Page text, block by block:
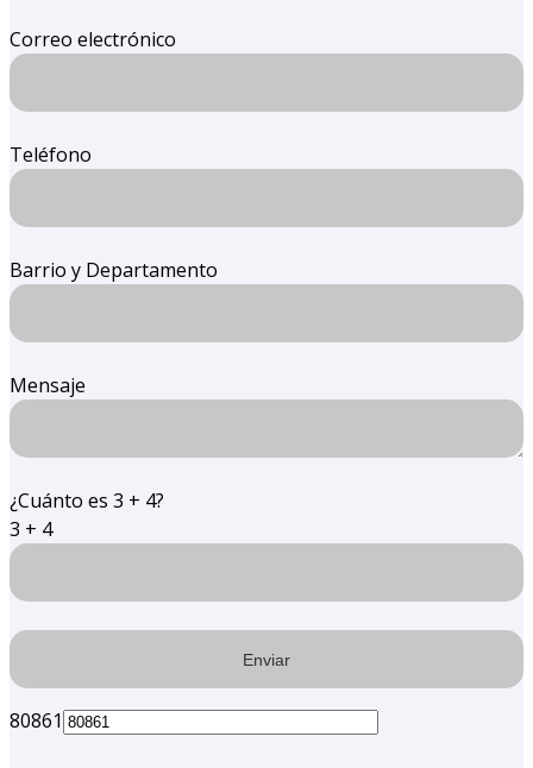
Correo electrónico
Teléfono
Barrio y Departamento
Mensaje
¿Cuánto es 3 + 4?
3 + 4
80861